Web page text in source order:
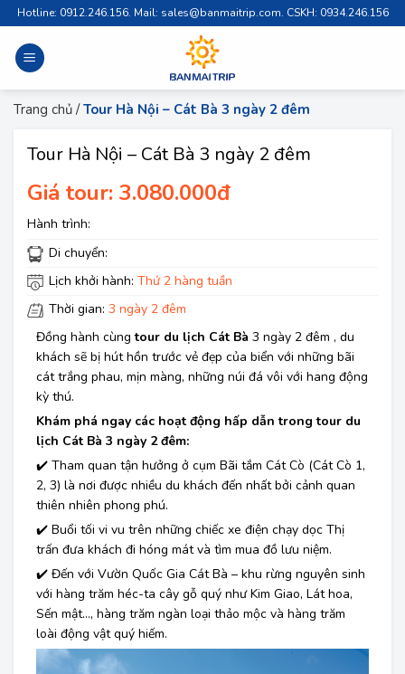
Skip
to
content
Hotline: 0912.246.156. Mail: sales@banmaitrip.com. CSKH: 0934.246.156
Trang chủ /Tour Hà Nội – Cát Bà 3 ngày 2 đêm
Tour Hà Nội – Cát Bà 3 ngày 2 đêm
Giá tour: 3.080.000đ
Hành trình:
Di chuyển:
Lịch khởi hành: Thứ 2 hàng tuần
Thời gian: 3 ngày 2 đêm
Đồng hành cùng tour du lịch Cát Bà 3 ngày 2 đêm , du
khách sẽ bị hút hồn trước vẻ đẹp của biển với những bãi
cát trắng phau, mịn màng, những núi đá vôi với hang động
kỳ thú.
Khám phá ngay các hoạt động hấp dẫn trong tour du
lịch Cát Bà 3 ngày 2 đêm:
✔️ Tham quan tận hưởng ở cụm Bãi tắm Cát Cò (Cát Cò 1,
2, 3) là nơi được nhiều du khách đến nhất bởi cảnh quan
thiên nhiên phong phú.
✔️ Buổi tối vi vu trên những chiếc xe điện chạy dọc Thị
trấn đưa khách đi hóng mát và tìm mua đồ lưu niệm.
✔️ Đến với Vườn Quốc Gia Cát Bà – khu rừng nguyên sinh
với hàng trăm héc-ta cây gỗ quý như Kim Giao, Lát hoa,
Sến mật…, hàng trăm ngàn loại thảo mộc và hàng trăm
loài động vật quý hiếm.